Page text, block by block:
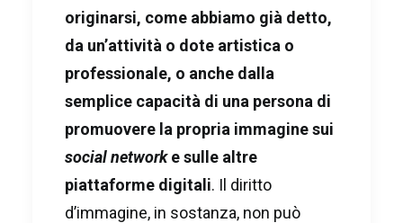
originarsi, come abbiamo già detto,
da un’attività o dote artistica o
professionale, o anche dalla
semplice capacità di una persona di
promuovere la propria immagine sui
social networke sulle altre
piattaforme digitali. Il diritto
d’immagine, in sostanza, non può